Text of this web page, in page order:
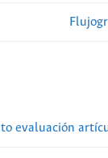
evaluación